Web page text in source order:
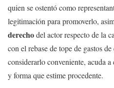
quien se ostentó como
legitimación para promoverlo,
derechodel actor respecto de la
con el rebase de tope de gastos
considerarlo conveniente, acuda a
y forma que estime procedente.